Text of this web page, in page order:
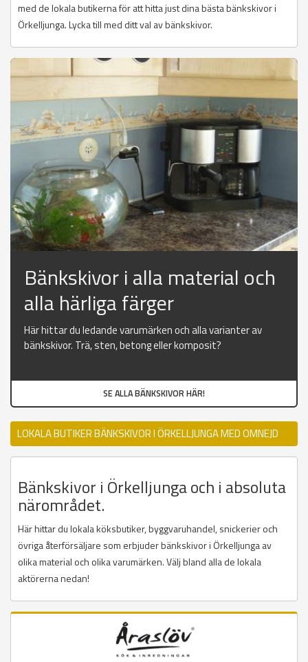
med de lokala butikerna för att hitta just dina bästa bänkskivor i
Örkelljunga. Lycka till med ditt val av bänkskivor.
Bänkskivor i alla material och
alla härliga färger
Här hittar du ledande varumärken och alla varianter av
bänkskivor. Trä, sten, betong eller komposit?
SE ALLA BÄNKSKIVOR HÄR!
LOKALA BUTIKER BÄNKSKIVOR I ÖRKELLJUNGA MED OMNEJD
Bänkskivor i Örkelljunga och i absoluta
närområdet.
Här hittar du lokala köksbutiker, byggvaruhandel, snickerier och
övriga återförsäljare som erbjuder bänkskivor i Örkelljunga av
olika material och olika varumärken. Välj bland alla de lokala
aktörerna nedan!